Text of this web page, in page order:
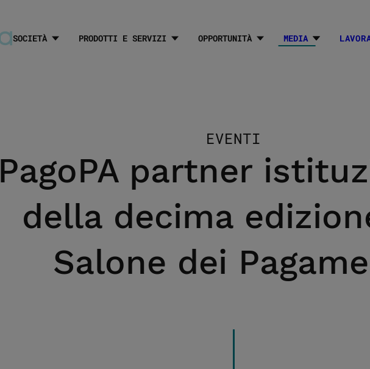
SOCIETÀ PRODOTTI E SERVIZI OPPORTUNITÀ MEDIA Sottomenu
EVENTI
PagoPA partner
della decima
Salone dei